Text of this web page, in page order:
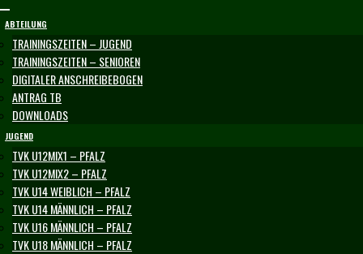
content
ABTEILUNG
TRAININGSZEITEN – JUGEND
TRAININGSZEITEN – SENIOREN
DIGITALER ANSCHREIBEBOGEN
ANTRAG TB
DOWNLOADS
JUGEND
TVK U12MIX1 – PFALZ
TVK U12MIX2 – PFALZ
TVK U14 WEIBLICH – PFALZ
TVK U14 MÄNNLICH – PFALZ
TVK U16 MÄNNLICH – PFALZ
TVK U18 MÄNNLICH – PFALZ